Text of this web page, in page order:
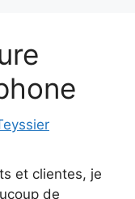
et clientes, je
de